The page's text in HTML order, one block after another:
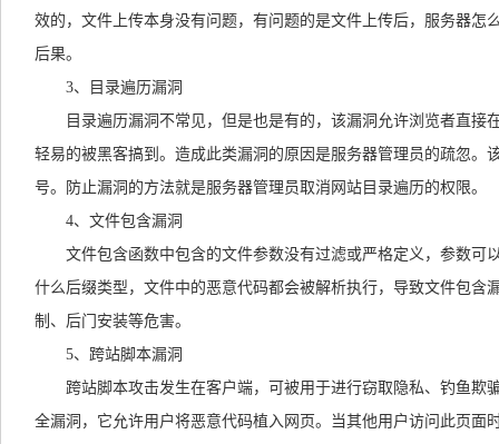
效的，文件上传本身没有问题，有问题的是文件上传后，服务器
后果。
3、目录遍历漏洞
目录遍历漏洞不常见，但是也是有的，该漏洞允许浏览者直
轻易的被黑客搞到。造成此类漏洞的原因是服务器管理员的疏忽
号。防止漏洞的方法就是服务器管理员取消网站目录遍历的权限。
4、文件包含漏洞
文件包含函数中包含的文件参数没有过滤或严格定义，参数
什么后缀类型，文件中的恶意代码都会被解析执行，导致文件包
制、后门安装等危害。
5、跨站脚本漏洞
跨站脚本攻击发生在客户端，可被用于进行窃取隐私、钓鱼
全漏洞，它允许用户将恶意代码植入网页。当其他用户访问此页